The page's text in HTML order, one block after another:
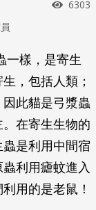
瀏覽
6303
一樣，是寄生
，包括人類；
此貓是弓漿蟲
在寄生生物的
是利用中間宿
利用瘧蚊進入
用的是老鼠！